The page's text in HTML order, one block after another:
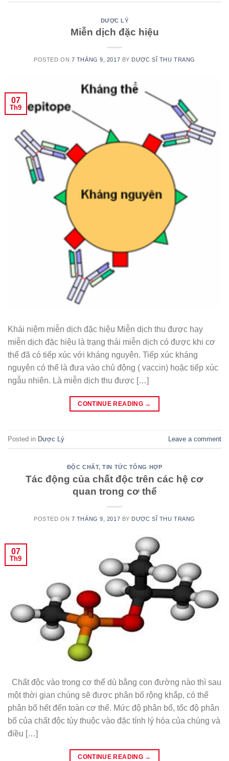
DƯỢC LÝ
Miễn dịch đặc hiệu
POSTED ON 7 THÁNG 9, 2017 BY DƯỢC SĨ THU TRANG
07
Th9
Khái niệm miễn dịch đặc hiệu Miễn dịch thu được hay
miễn dịch đặc hiệu là trạng thái miễn dịch có được khi cơ
thể đã có tiếp xúc với kháng nguyên. Tiếp xúc kháng
nguyên có thể là đưa vào chủ động ( vaccin) hoặc tiếp xúc
ngẫu nhiên. Là miễn dịch thu được […]
CONTINUE READING →
Posted in Dược Lý Leave a comment
ĐỘC CHẤT,TIN TỨC TỔNG HỢP
Tác động của chất độc trên các hệ cơ
quan trong cơ thể
POSTED ON 7 THÁNG 9, 2017 BY DƯỢC SĨ THU TRANG
07
Th9
Chất độc vào trong cơ thể dù bằng con đường nào thì sau
một thời gian chúng sẽ được phân bố rộng khắp, có thể
phân bố hết đến toàn cơ thể. Mức độ phân bố, tốc độ phân
bố của chất độc tùy thuộc vào đặc tính lý hóa của chúng và
điều […]
CONTINUE READING →